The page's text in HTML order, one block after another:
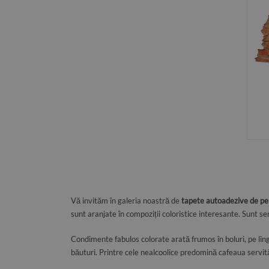
Vă invităm în galeria noastră de tapete autoadezive de
sunt aranjate în compoziții coloristice interesante. Sunt
Condimente fabulos colorate arată frumos în boluri, pe
băuturi. Printre cele nealcoolice predomină cafeaua